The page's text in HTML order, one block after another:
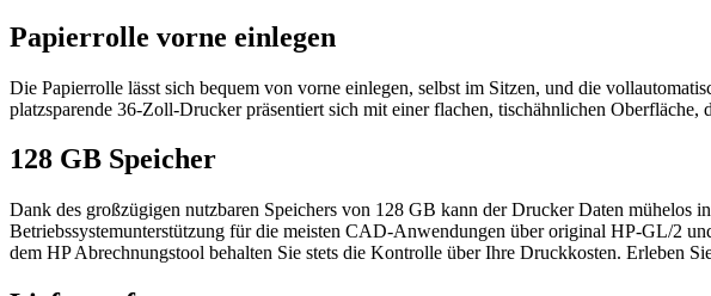
Papierrolle vorne einlegen
Die Papierrolle lässt sich bequem von vorne einlegen, selbst im Sitzen, und die
platzsparende 36-Zoll-Drucker präsentiert sich mit einer flachen, tischähnlichen
128 GB Speicher
Dank des großzügigen nutzbaren Speichers von 128 GB kann der Drucker Daten
Betriebssystemunterstützung für die meisten CAD-Anwendungen über original HP-GL/2
dem HP Abrechnungstool behalten Sie stets die Kontrolle über Ihre Druckkosten. Erleben